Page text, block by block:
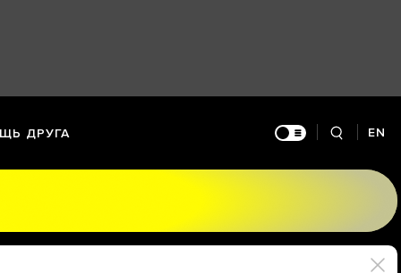
ДРУГА EN